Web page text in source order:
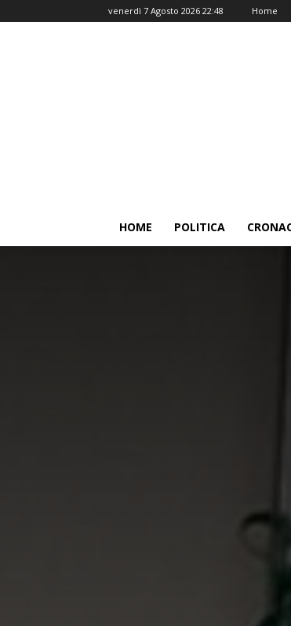
venerdì 7 Agosto 2026 22:48 Home
HOME POLITICA